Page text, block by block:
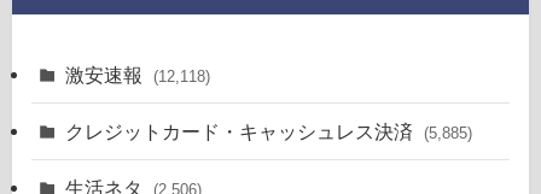
激安速報 (12,118)
クレジットカード・キャッシュレス決済 (5,885)
生活ネタ (2,506)